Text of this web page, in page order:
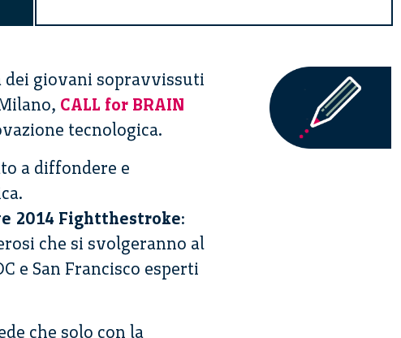
dei giovani sopravvissuti
CALL for BRAIN
tecnologica.
a diffondere e
2014 Fightthestroke:
che si svolgeranno al
e San Francisco esperti
che solo con la